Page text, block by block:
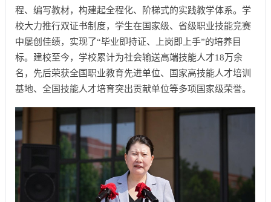
程、编写教材，构建起全程化、阶梯式的实践教学体系。学
校大力推行双证书制度，学生在国家级、省级职业技能竞赛
中屡创佳绩，实现了“毕业即持证、上岗即上手”的培养目
标。建校至今，学校累计为社会输送高端技能人才18万余
名，先后荣获全国职业教育先进单位、国家高技能人才培训
基地、全国技能人才培育突出贡献单位等多项国家级荣誉。